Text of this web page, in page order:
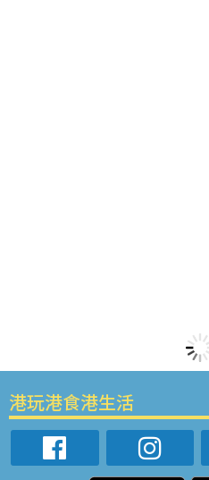
港玩港食港生活